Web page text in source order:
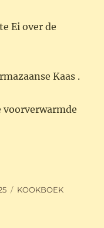
Ei over de
Kaas .
voorverwarmde
Categorieën
KOOKBOEK